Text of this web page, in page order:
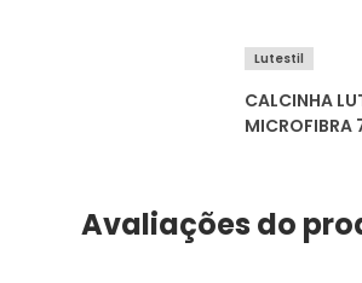
Lutestil
CALCINHA
Avaliações do